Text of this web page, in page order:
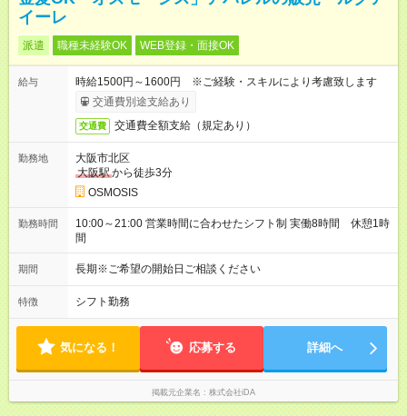
イーレ
派遣 職種未経験OK WEB登録・面接OK
給与
時給1500円～1600円 ※ご経験・スキルにより考慮致します
交通費別途支給あり
交通費 交通費全額支給（規定あり）
勤務地
大阪市北区
大阪駅から徒歩3分
OSMOSIS
勤務時間
10:00～21:00 営業時間に合わせたシフト制 実働8時間 休憩1時
間
期間 長期※ご希望の開始日ご相談ください
特徴 シフト勤務
気になる！ 応募する 詳細へ
掲載元企業名 株式会社iDA